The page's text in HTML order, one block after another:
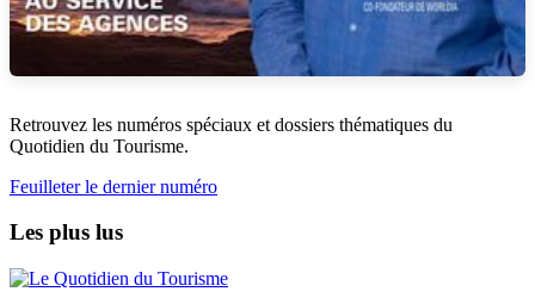
Retrouvez les numéros spéciaux et dossiers thématiques du
Quotidien du Tourisme.
Feuilleter le dernier numéro
Les plus lus